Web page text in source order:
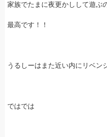
家族でたまに夜更かしして遊ぶ
最高です！！
うるしーはまた近い内にリベ
ではでは